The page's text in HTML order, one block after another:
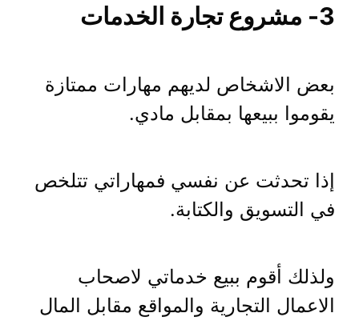
3- مشروع تجارة الخدمات
بعض الاشخاص لديهم مهارات ممتازة
يقوموا ببيعها بمقابل مادي.
إذا تحدثت عن نفسي فمهاراتي تتلخص
في التسويق والكتابة.
ولذلك أقوم ببيع خدماتي لاصحاب
الاعمال التجارية والمواقع مقابل المال